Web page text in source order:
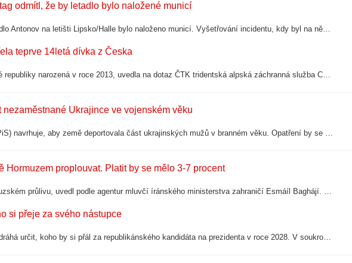
odmítl, že by letadlo bylo naložené municí
Bundestag odmítl zprávy, že by ukrajinské letadlo Antonov na letišti Lipsko/Halle bylo naloženo municí. Vyšetřování incidentu, kdy byl na německém letišti nalezen dron s výbušninou převzalo spolkové státní zastupitelství, které se zabývá…
teprve 14letá dívka z Česka
V italských Alpách dnes zemřela dívka z České republiky narozená v roce 2013, uvedla na dotaz ČTK tridentská alpská záchranná služba CNSAS Trento. Potvrdila tak předchozí informace místních médií. Úmrtí potvrdilo i české ministerstvo…
Ukrajince ve vojenském věku
Polská opoziční strana Právo a spravedlnost (PiS) navrhuje, aby země deportovala část ukrajinských mužů v branném věku. Opatření by se podle vedení PiS týkalo těch, kteří v Polsku nemají legální zaměstnání. Strana tvrdí, že jejich návrat…
Hormuzem proplouvat. Platit by se mělo 3-7 procent
Írán a Omán se shodly na trase plavby v Hormuzském průlivu, uvedl podle agentur mluvčí íránského ministerstva zahraničí Esmáíl Baghájí. Podle něj je v konečné fázi přípravy společné prohlášení Íránu a Ománu o podmínkách plavby v Hormuzském…
si přeje za svého nástupce
Americký prezident Donald Trump se veřejně zdráhá určit, koho by si přál za republikánského kandidáta na prezidenta v roce 2028. V soukromí však podle amerických médií naznačil, že se přiklání ke svému viceprezidentovi JD Vanceovi. Jeho…